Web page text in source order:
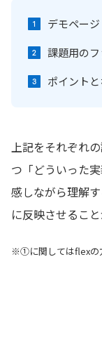
デモページ
課題用の
ポイント
上記をそれぞれ
つ「どういった
感しながら理解
に反映させるこ
※①に関してはflexの